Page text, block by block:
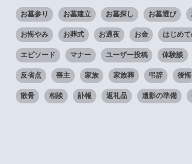
お墓参り お墓建立 お墓探し お墓選び
お悔やみ お葬式 お通夜 お金 はじめ
エピソード マナー ユーザー投稿 体験談
反省点 喪主 家族 家族葬 弔辞 後悔
散骨 相談 訃報 返礼品 遺影の準備